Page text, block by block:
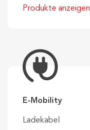
Produkte anzeigen
E-Mobility
Ladekabel